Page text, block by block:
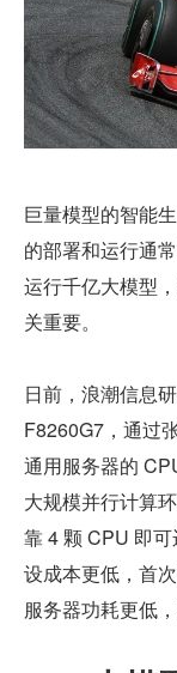
巨量模型的智能
的部署和运行通
运行千亿大模型
关重要。
日前，浪潮信息
F8260G7，通过
通用服务器的
大规模并行计算
靠 4 颗 CPU 即
设成本更低，首
服务器功耗更低